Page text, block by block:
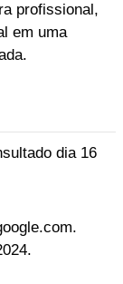
profissional,
em uma
dia 16